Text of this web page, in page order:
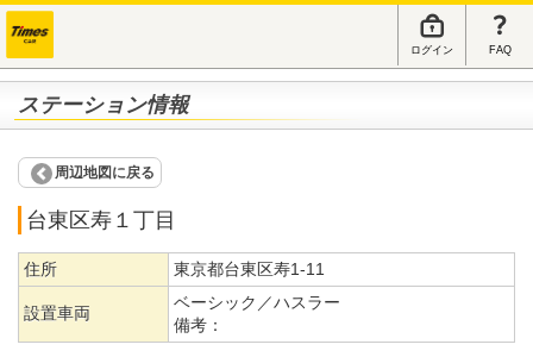
ログイン FAQ
ステーション情報
周辺地図に戻る
台東区寿１丁目
住所 東京都台東区寿1-11
設置車両
ベーシック／ハスラー
備考：